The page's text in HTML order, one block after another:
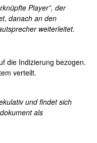
Player”, der
danach an den
weiterleitet.
die Indizierung bezogen.
verteilt.
und findet sich
als